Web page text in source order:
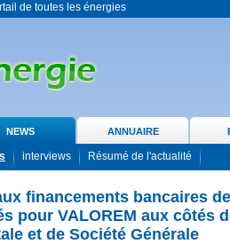
de toutes les énergies
NEWS ANNUAIRE
interviews Résumé de l'actualité
financements bancaires
pour VALOREM aux côtés
et de Société Générale